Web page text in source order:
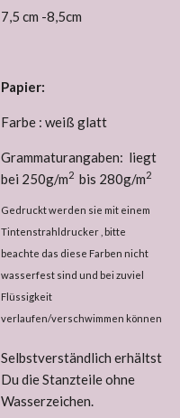
7,5 cm -8,5cm
Papier:
Farbe : weiß glatt
Grammaturangaben: liegt
bei 250g/m2 bis 280g/m2
Gedruckt werden sie mit einem
Tintenstrahldrucker , bitte
beachte das diese Farben nicht
wasserfest sind und bei zuviel
Flüssigkeit
verlaufen/verschwimmen können
Selbstverständlich erhältst
Du die Stanzteile ohne
Wasserzeichen.